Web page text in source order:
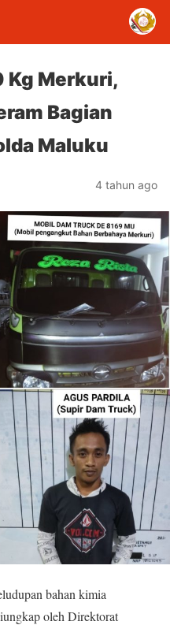
Kg Merkuri,
Bagian
Maluku
4 tahun ago
bahan kimia
oleh Direktorat